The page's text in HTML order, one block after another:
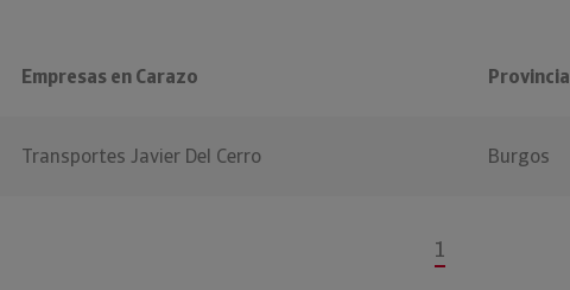
Empresas en Carazo Provincia
Transportes Javier Del Cerro Burgos
1